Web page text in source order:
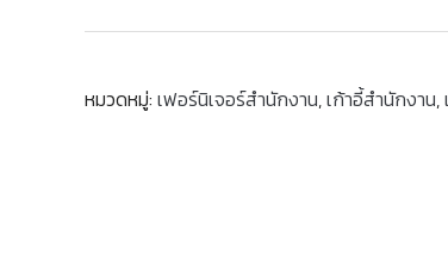
หมวดหมู่:เฟอร์นิเจอร์สำนักงาน,เก้าอี้สำนักงาน,